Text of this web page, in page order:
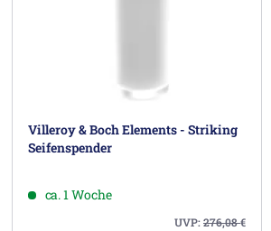
Villeroy & Boch Elements - Striking
Seifenspender
ca. 1 Woche
UVP:276,08€